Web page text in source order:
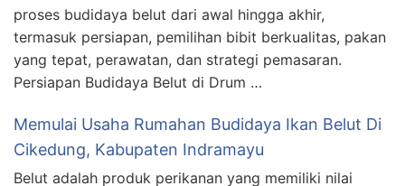
proses budidaya belut dari awal hingga akhir,
termasuk persiapan, pemilihan bibit berkualitas, pakan
yang tepat, perawatan, dan strategi pemasaran.
Persiapan Budidaya Belut di Drum …
Memulai Usaha Rumahan Budidaya Ikan Belut Di
Cikedung, Kabupaten Indramayu
Belut adalah produk perikanan yang memiliki nilai